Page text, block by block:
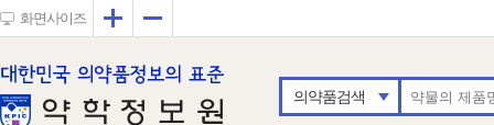
화면사이즈 확대
의약품검색